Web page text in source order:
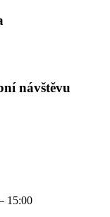
návštěvu
15:00